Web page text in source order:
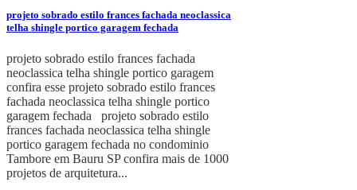
projeto sobrado estilo frances fachada neoclassica
telha shingle portico garagem fechada
projeto sobrado estilo frances fachada
neoclassica telha shingle portico garagem
confira esse projeto sobrado estilo frances
fachada neoclassica telha shingle portico
garagem fechada projeto sobrado estilo
frances fachada neoclassica telha shingle
portico garagem fechada no condominio
Tambore em Bauru SP confira mais de 1000
projetos de arquitetura...